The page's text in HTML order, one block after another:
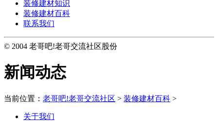
装修建材知识
装修建材百科
联系我们
© 2004 老哥吧!老哥交流社区股份
新闻动态
当前位置： 老哥吧!老哥交流社区 > 装修建材百科 >
关于我们